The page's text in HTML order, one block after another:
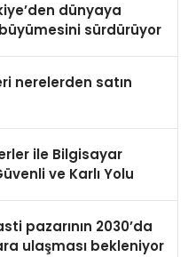
dünyaya
sürdürüyor
nerelerden satın
ile Bilgisayar
ve Karlı Yolu
pazarının 2030’da
ulaşması bekleniyor